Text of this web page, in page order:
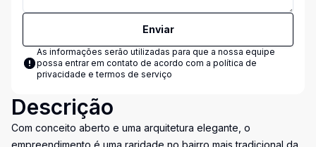
Enviar
As informações serão utilizadas para que a nossa equipe
possa entrar em contato de acordo com a política de
privacidade e termos de serviço
Descrição
Com conceito aberto e uma arquitetura elegante, o
empreendimento é uma raridade no bairro mais tradicional da